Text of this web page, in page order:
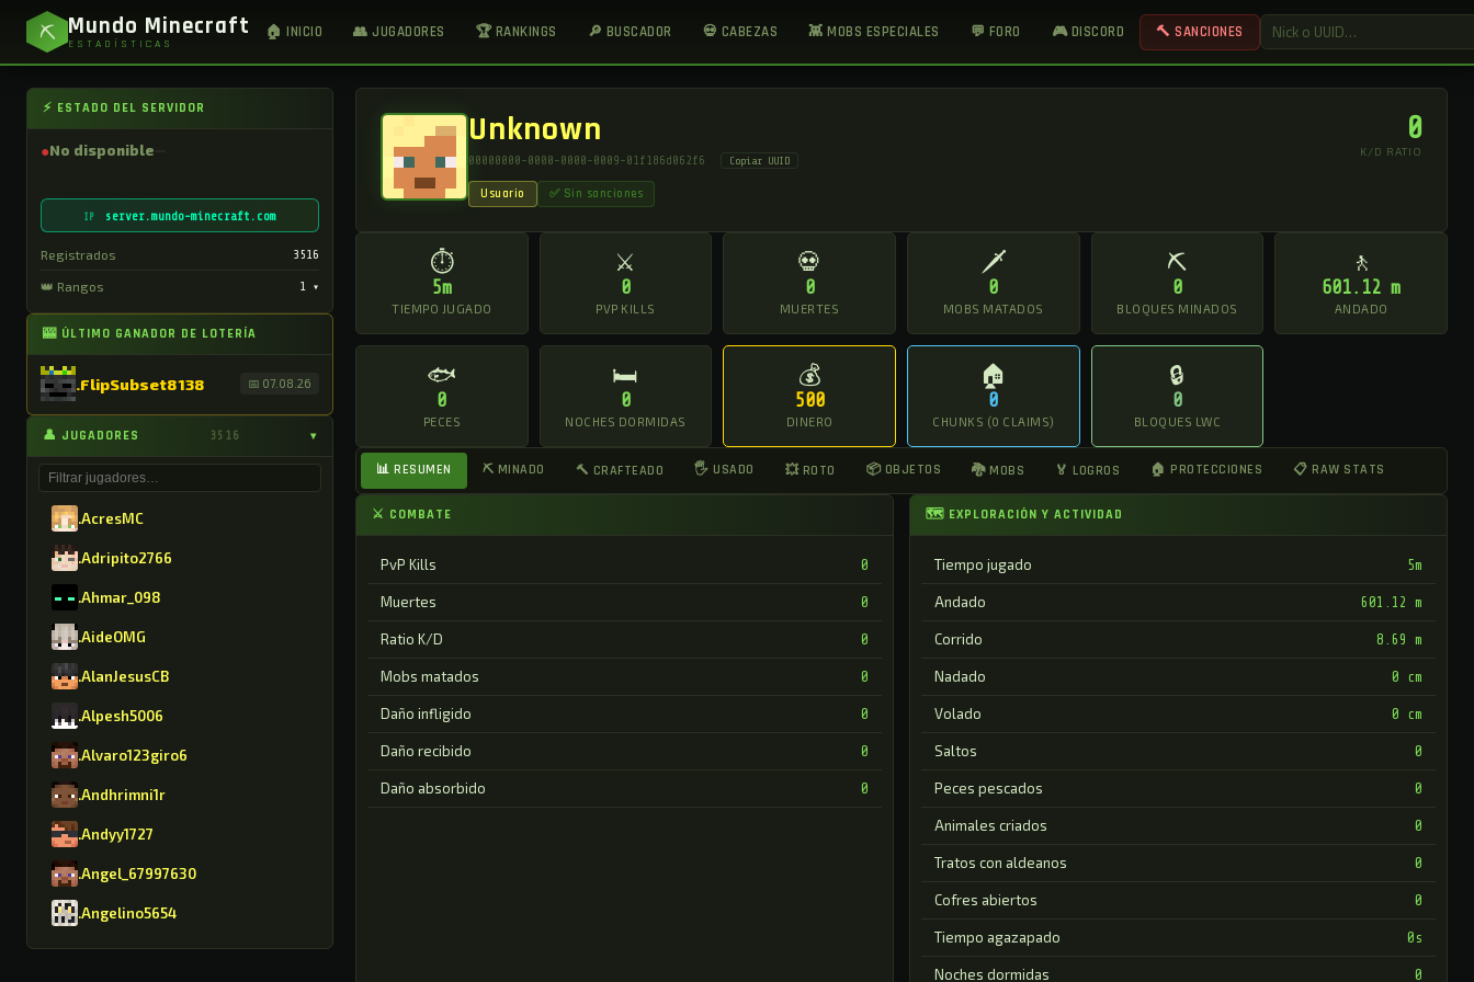
⛏ Mundo Minecraft
ESTADÍSTICAS
🏠 INICIO 👥 JUGADORES 🏆 RANKINGS 🔎 BUSCADOR 💀 CABEZAS 👾 MOBS ESPECIALES 💬 FORO 🎮 DISCORD 🔨 SANCIONES
⚡ ESTADO DEL SERVIDOR
●No disponible
IP server.mundo-minecraft.com
Registrados 3516
👑 Rangos 1 ▾
🎰 ÚLTIMO GANADOR DE LOTERÍA
.FlipSubset8138 📅 07.08.26
👤 JUGADORES 3516 ▾
.AcresMC
.Adripito2766
.Ahmar_098
.AideOMG
.AlanJesusCB
.Alpesh5006
.Alvaro123giro6
.Andhrimni1r
.Andyy1727
.Angel_67997630
.Angelino5654
.AntonioGMR8630
Unknown
00000000-0000-0000-0009-01f186d062f6 Copiar UUID
Usuario ✅ Sin sanciones
0
K/D RATIO
⏱
5m
TIEMPO JUGADO
⚔
0
PVP KILLS
💀
0
MUERTES
🗡
0
MOBS MATADOS
⛏
0
BLOQUES MINADOS
🚶
601.12 m
ANDADO
🐟
0
PECES
🛏
0
NOCHES DORMIDAS
💰
500
DINERO
🏠
0
CHUNKS (0 CLAIMS)
🔒
0
BLOQUES LWC
📊 RESUMEN ⛏ MINADO 🔨 CRAFTEADO 🖐 USADO 💥 ROTO 📦 OBJETOS 🐉 MOBS 🏅 LOGROS 🏠 PROTECCIONES 📋 RAW STATS
⚔ COMBATE
PvP Kills 0
Muertes 0
Ratio K/D 0
Mobs matados 0
Daño infligido 0
Daño recibido 0
Daño absorbido 0
🗺 EXPLORACIÓN Y ACTIVIDAD
Tiempo jugado 5m
Andado 601.12 m
Corrido 8.69 m
Nadado 0 cm
Volado 0 cm
Saltos 0
Peces pescados 0
Animales criados 0
Tratos con aldeanos 0
Cofres abiertos 0
Tiempo agazapado 0s
Noches dormidas 0